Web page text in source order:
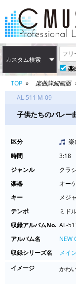
カスタム検索
楽
TOP
楽曲詳細画面
AL-511 M-09
子供たちのバレー
区分
楽
時間
3:18
ジャンル
クラ
楽器
オー
キー
メジ
テンポ
ミド
収録アルバムNo. AL-
アルバム名
NEW
収録シリーズ名
メイ
イメージ
かわ